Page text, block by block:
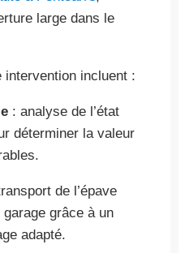
large dans le
intervention incluent :
: analyse de l’état
déterminer la valeur
de l’épave
grâce à un
adapté.